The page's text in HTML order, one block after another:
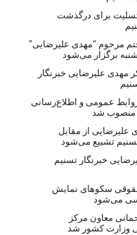
تسلیت برای درگذشت
مرحوم “مهدی علیرضایی”
برگزار می‌شود
مهدی علیرضایی خبرنگار
عمومی و اطلاع‌رسانی
منصوب شد
علیرضایی از مقابل
تشییع می‌شود
خبرنگار تسنیم
سکوهای نمایش
می‌شود
معاون مرکز
وزارت کشور شد